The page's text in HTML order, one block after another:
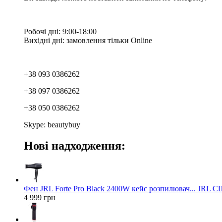
Робочі дні: 9:00-18:00
Вихідні дні: замовлення тільки Online
+38 093 0386262
+38 097 0386262
+38 050 0386262
Skype: beautybuy
Нові надходження:
Фен JRL Forte Pro Black 2400W кейс розпилювач... JRL
4 999 грн